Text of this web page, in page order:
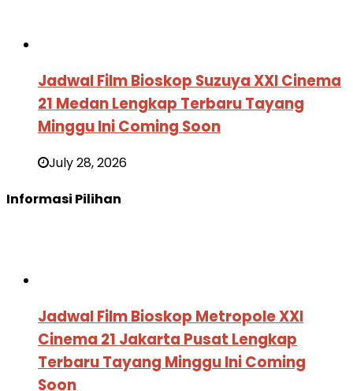
Jadwal Film Bioskop Suzuya XXI Cinema
21 Medan Lengkap Terbaru Tayang
Minggu Ini Coming Soon
July 28, 2026
Informasi Pilihan
Jadwal Film Bioskop Metropole XXI
Cinema 21 Jakarta Pusat Lengkap
Terbaru Tayang Minggu Ini Coming
Soon